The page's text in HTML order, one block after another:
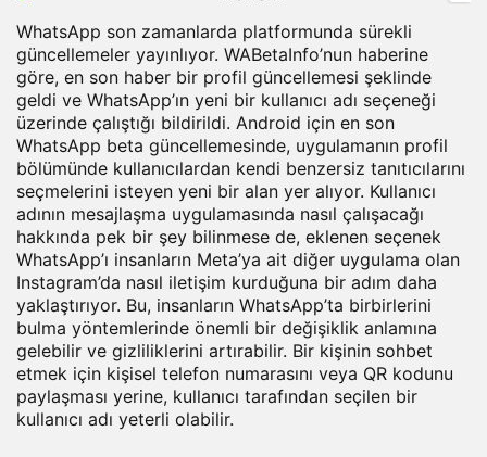
WhatsApp son zamanlarda platformunda sürekli
güncellemeler yayınlıyor. WABetaInfo’nun haberine
göre, en son haber bir profil güncellemesi şeklinde
geldi ve WhatsApp’ın yeni bir kullanıcı adı seçeneği
üzerinde çalıştığı bildirildi. Android için en son
WhatsApp beta güncellemesinde, uygulamanın profil
bölümünde kullanıcılardan kendi benzersiz tanıtıcılarını
seçmelerini isteyen yeni bir alan yer alıyor. Kullanıcı
adının mesajlaşma uygulamasında nasıl çalışacağı
hakkında pek bir şey bilinmese de, eklenen seçenek
WhatsApp’ı insanların Meta’ya ait diğer uygulama olan
Instagram’da nasıl iletişim kurduğuna bir adım daha
yaklaştırıyor. Bu, insanların WhatsApp’ta birbirlerini
bulma yöntemlerinde önemli bir değişiklik anlamına
gelebilir ve gizliliklerini artırabilir. Bir kişinin sohbet
etmek için kişisel telefon numarasını veya QR kodunu
paylaşması yerine, kullanıcı tarafından seçilen bir
kullanıcı adı yeterli olabilir.